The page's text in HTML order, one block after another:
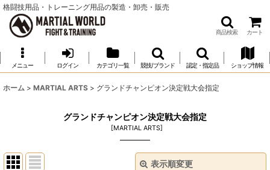
格闘技用品・トレーニング用品の製造・卸売・販売
商品検索 カート
メニュー ログイン カテゴリ一覧 競技/ブランド 認定・指定品 ショップ情報
ホーム > MARTIAL ARTS > グランドチャンピオン決定戦大会指定
グランドチャンピオン決定戦大会指定
[MARTIAL ARTS]
表示順変更